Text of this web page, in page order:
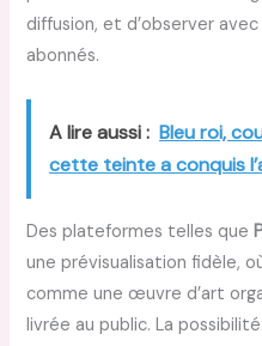
diffusion, et d’observer
abonnés.
A lire aussi : Bleu roi,
cette teinte a conquis
Des plateformes telles que
une prévisualisation fidèle,
comme une œuvre d’art
livrée au public. La